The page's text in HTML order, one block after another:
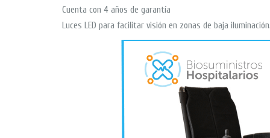
Cuenta con 4 años de garantía
Luces LED para facilitar visión en zonas de baja